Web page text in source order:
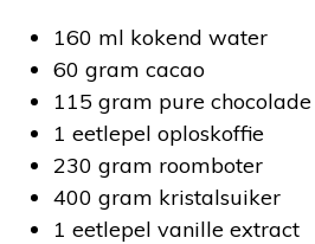
160 ml kokend water
60 gram cacao
115 gram pure chocolade
1 eetlepel oploskoffie
230 gram roomboter
400 gram kristalsuiker
1 eetlepel vanille extract